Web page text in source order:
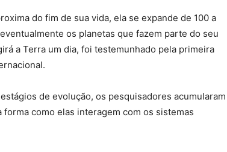
do fim de sua vida, ela se expande de 100 a
os planetas que fazem parte do seu
a Terra um dia, foi testemunhado pela primeira
de evolução, os pesquisadores acumularam
como elas interagem com os sistemas